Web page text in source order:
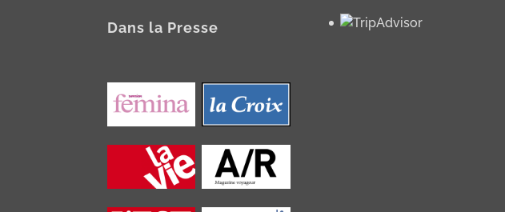
Dans la Presse